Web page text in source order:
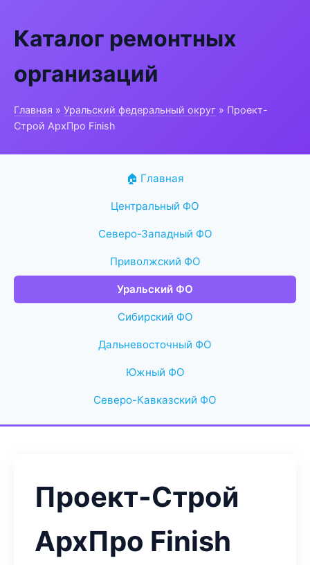
Каталог ремонтных
организаций
Главная » Уральский федеральный округ » Проект-
Строй АрхПро Finish
🏠 Главная
Центральный ФО
Северо-Западный ФО
Приволжский ФО
Уральский ФО
Сибирский ФО
Дальневосточный ФО
Южный ФО
Северо-Кавказский ФО
Проект-Строй
АрхПро Finish